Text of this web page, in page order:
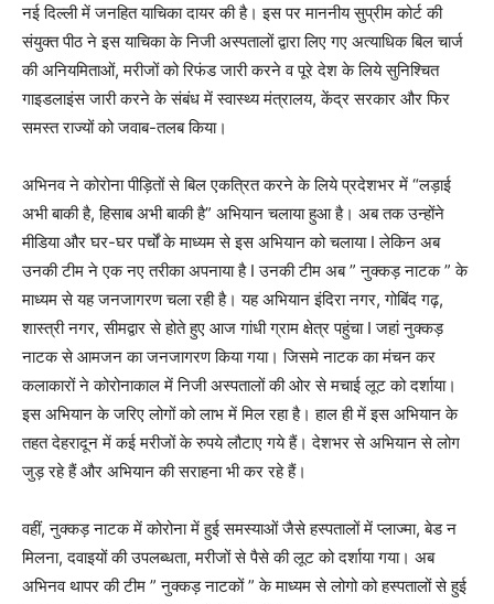
नई दिल्ली में जनहित याचिका दायर की है। इस पर माननीय सुप्रीम कोर्ट की
संयुक्त पीठ ने इस याचिका के निजी अस्पतालों द्वारा लिए गए अत्याधिक बिल चार्ज
की अनियमिताओं, मरीजों को रिफंड जारी करने व पूरे देश के लिये सुनिश्चित
गाइडलाइंस जारी करने के संबंध में स्वास्थ्य मंत्रालय, केंद्र सरकार और फिर
समस्त राज्यों को जवाब-तलब किया।
अभिनव ने कोरोना पीड़ितों से बिल एकत्रित करने के लिये प्रदेशभर में “लड़ाई
अभी बाकी है, हिसाब अभी बाकी है” अभियान चलाया हुआ है। अब तक उन्होंने
मीडिया और घर-घर पर्चों के माध्यम से इस अभियान को चलाया I लेकिन अब
उनकी टीम ने एक नए तरीका अपनाया है I उनकी टीम अब ” नुक्कड़ नाटक ” के
माध्यम से यह जनजागरण चला रही है। यह अभियान इंदिरा नगर, गोबिंद गढ़,
शास्त्री नगर, सीमद्वार से होते हुए आज गांधी ग्राम क्षेत्र पहुंचा I जहां नुक्कड़
नाटक से आमजन का जनजागरण किया गया। जिसमे नाटक का मंचन कर
कलाकारों ने कोरोनाकाल में निजी अस्पतालों की ओर से मचाई लूट को दर्शाया।
इस अभियान के जरिए लोगों को लाभ में मिल रहा है। हाल ही में इस अभियान के
तहत देहरादून में कई मरीजों के रुपये लौटाए गये हैं। देशभर से अभियान से लोग
जुड़ रहे हैं और अभियान की सराहना भी कर रहे हैं।
वहीं, नुक्कड़ नाटक में कोरोना में हुई समस्याओं जैसे हस्पतालों में प्लाज्मा, बेड न
मिलना, दवाइयों की उपलब्धता, मरीजों से पैसे की लूट को दर्शाया गया। अब
अभिनव थापर की टीम ” नुक्कड़ नाटकों ” के माध्यम से लोगो को हस्पतालों से हुई